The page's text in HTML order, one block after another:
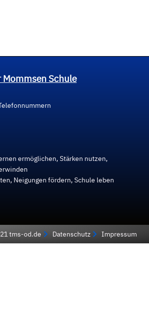
Mommsen Schule
ermöglichen, Stärken nutzen,
Neigungen fördern, Schule leben
tms-od.de Datenschutz Impressum